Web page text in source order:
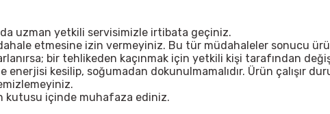
uzman yetkili servisimizle irtibata geçiniz.
etmesine izin vermeyiniz. Bu tür müdahaleler sonucu
bir tehlikeden kaçınmak için yetkili kişi tarafından
kesilip, soğumadan dokunulmamalıdır. Ürün çalışır
kutusu içinde muhafaza ediniz.